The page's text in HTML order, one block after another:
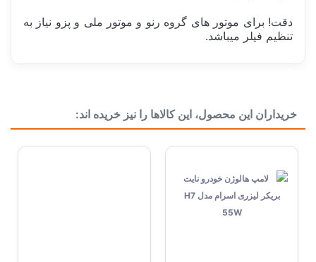
دقت! برای موتور های گروه رنو و موتور ملی و پزو نیاز به
تنظیم فیلر میباشد.
اندازه پایه پایه استاندارد 19 میلی متر
قطر الکترود مرکزی
شکل الکترود مرکزی
حداقل تعداد خرید شمع موتور
خریداران این محصول، این کالاها را نیز خریده اند: